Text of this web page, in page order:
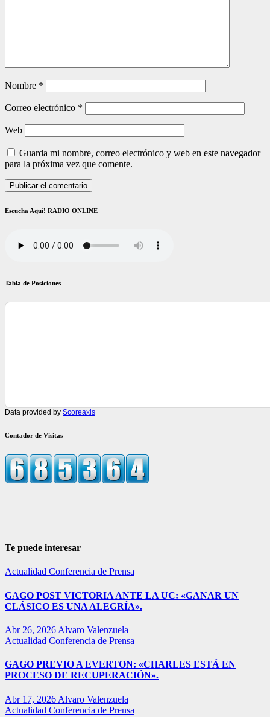
Nombre *
Correo electrónico *
Web
Guarda mi nombre, correo electrónico y web en este navegador
para la próxima vez que comente.
Escucha Aquí! RADIO ONLINE
Tabla de Posiciones
Data provided by Scoreaxis
Contador de Visitas
Te puede interesar
Actualidad Conferencia de Prensa
GAGO POST VICTORIA ANTE LA UC: «GANAR UN
CLÁSICO ES UNA ALEGRÍA».
Abr 26, 2026 Alvaro Valenzuela
Actualidad Conferencia de Prensa
GAGO PREVIO A EVERTON: «CHARLES ESTÁ EN
PROCESO DE RECUPERACIÓN».
Abr 17, 2026 Alvaro Valenzuela
Actualidad Conferencia de Prensa